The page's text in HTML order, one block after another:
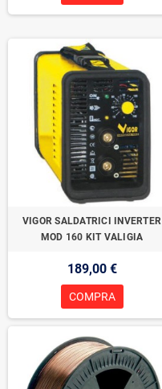
VIGOR SALDATRICI INVERTER
MOD 160 KIT VALIGIA
189,00 €
COMPRA